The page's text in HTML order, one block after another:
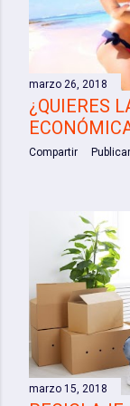
d
a
s
marzo 26, 2018
¿QUIERES
Compartir
marzo 15, 2018